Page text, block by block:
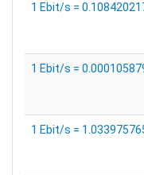
1 Ebit/s =
1 Ebit/s =
1 Ebit/s =